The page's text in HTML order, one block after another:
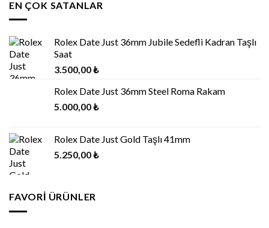
EN ÇOK SATANLAR
Rolex Date Just 36mm Jubile Sedefli Kadran Taşlı
Saat
3.500,00₺
Rolex Date Just 36mm Steel Roma Rakam
5.000,00₺
Rolex Date Just Gold Taşlı 41mm
5.250,00₺
FAVORI ÜRÜNLER